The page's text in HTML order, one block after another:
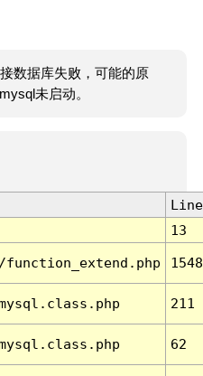
数据库失败，可能的原
未启动。
Line
13
1548
211
62